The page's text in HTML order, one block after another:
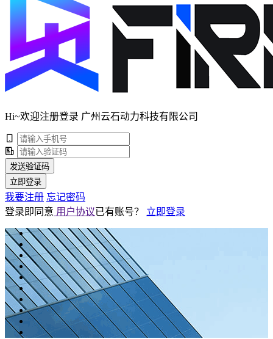
Hi~欢迎注册登录 广州云石动力科技有限公司
发送验证码
立即登录
我要注册 忘记密码
登录即同意 用户协议已有账号？ 立即登录